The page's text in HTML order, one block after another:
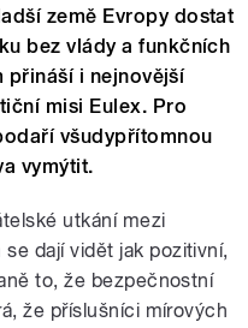
země Evropy dostat
bez vlády a funkčních
přináší i nejnovější
misi Eulex. Pro
všudypřítomnou
vymýtit.
utkání mezi
dají vidět jak pozitivní,
to, že bezpečnostní
že příslušníci mírových